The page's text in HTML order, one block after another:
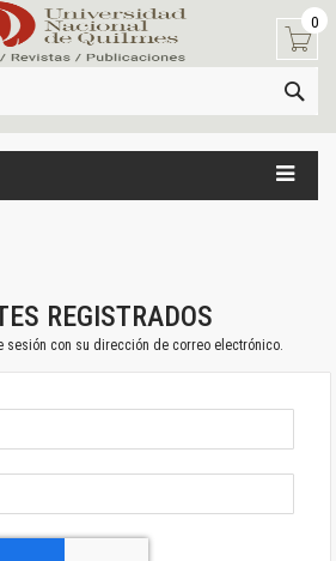
0
REGISTRADOS
sesión con su dirección de correo electrónico.